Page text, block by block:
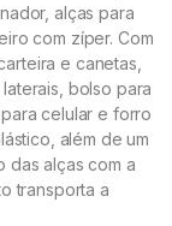
alças para
com zíper. Com
e canetas,
bolso para
celular e forro
além de um
das alças com a
transporta a